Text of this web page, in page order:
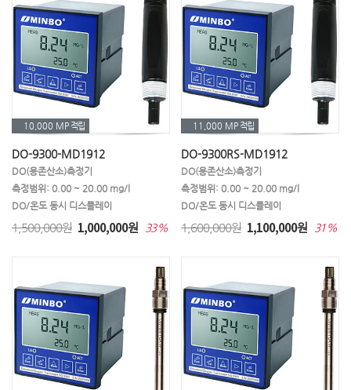
10,000 MP 적립
DO-9300-MD1912
DO(용존산소)측정기
측정범위: 0.00 ~ 20.00 mg/l
DO/온도 동시 디스플레이
1,500,000원 1,000,000원 33%
11,000 MP 적립
DO-9300RS-MD1912
DO(용존산소)측정기
측정범위: 0.00 ~ 20.00 mg/l
DO/온도 동시 디스플레이
1,600,000원 1,100,000원 31%